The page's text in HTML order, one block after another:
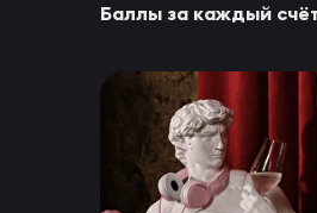
Баллы за каждый